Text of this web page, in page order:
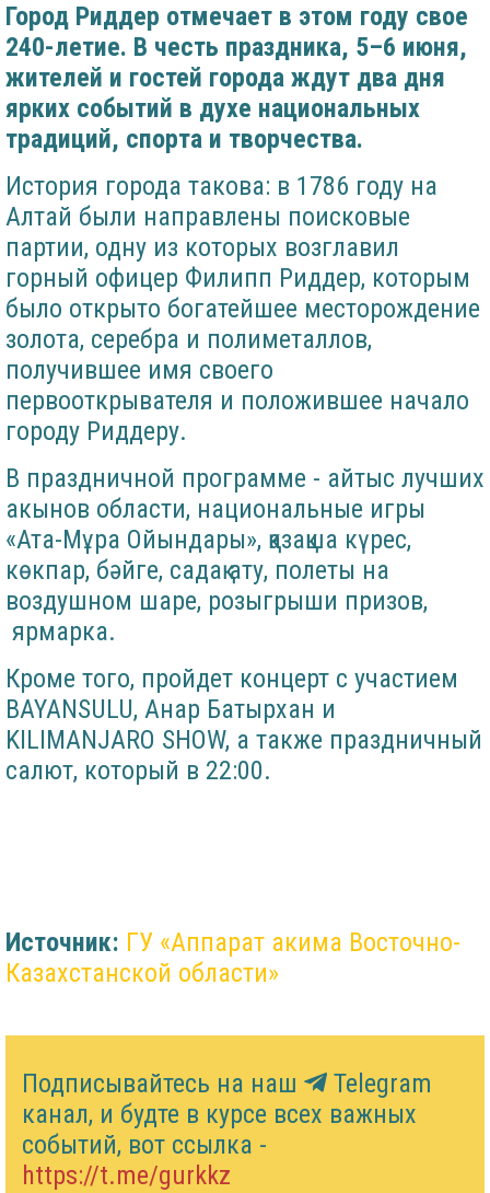
Город Риддер отмечает в этом году свое
240-летие. В честь праздника, 5–6 июня,
жителей и гостей города ждут два дня
ярких событий в духе национальных
традиций, спорта и творчества.
История города такова: в 1786 году на
Алтай были направлены поисковые
партии, одну из которых возглавил
горный офицер Филипп Риддер, которым
было открыто богатейшее месторождение
золота, серебра и полиметаллов,
получившее имя своего
первооткрывателя и положившее начало
городу Риддеру.
В праздничной программе - айтыс лучших
акынов области, национальные игры
«Ата-Мұра Ойындары», қазақша күрес,
көкпар, бәйге, садақ ату, полеты на
воздушном шаре, розыгрыши призов,
ярмарка.
Кроме того, пройдет концерт с участием
BAYANSULU, Анар Батырхан и
KILIMANJARO SHOW, а также праздничный
салют, который в 22:00.
Источник: ГУ «Аппарат акима Восточно-
Казахстанской области»
Подписывайтесь на наш
Telegram
канал, и будте в курсе всех важных
событий, вот ссылка -
https://t.me/gurkkz